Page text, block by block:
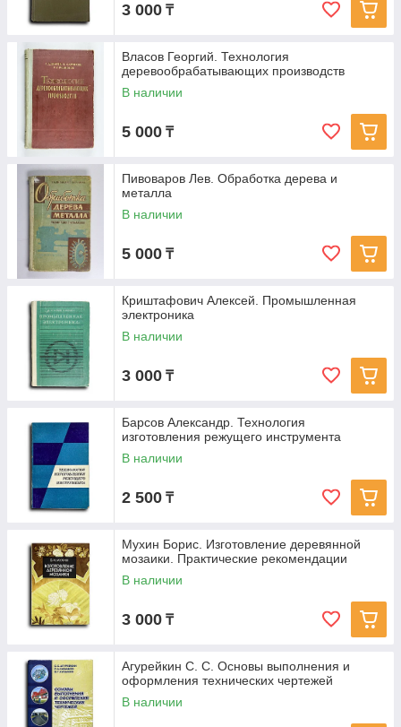
3 000 ₸
Власов Георгий. Технология
деревообрабатывающих производств
В наличии
5 000 ₸
Пивоваров Лев. Обработка дерева и
металла
В наличии
5 000 ₸
Криштафович Алексей. Промышленная
электроника
В наличии
3 000 ₸
Барсов Александр. Технология
изготовления режущего инструмента
В наличии
2 500 ₸
Мухин Борис. Изготовление деревянной
мозаики. Практические рекомендации
В наличии
3 000 ₸
Агурейкин С. С. Основы выполнения и
оформления технических чертежей
В наличии